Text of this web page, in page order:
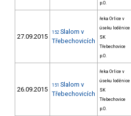
p.O.
27.09.2015
152 Slalom v
Třebechovicích
řeka Orlice v
úseku loděnice
SK
Třebechovice
p.O.
26.09.2015
151 Slalom v
Třebechovicích
řeka Orlice v
úseku loděnice
SK
Třebechovice
p.O.